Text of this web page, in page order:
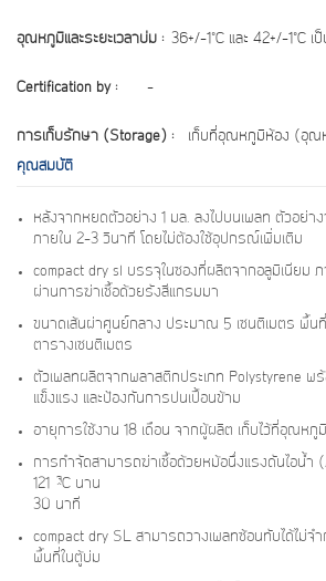
อุณหภูมิและระยะเวลาบ่ม : 36+/-1˚C และ 42+/-1˚C
Certification by : -
การเก็บรักษา ( Storage) : เก็บที่อุณหภูมิห้อง (อุณห
คุณสมบัติ
หลังจากหยดตัวอย่าง 1 มล. ลงไปบนเพลท ตัวอย่า
ภายใน 2-3 วินาที โดยไม่ต้องใช้อุปกรณ์เพิ่มเติม
compact dry sl บรรจุในซองที่ผลิตจากอลูมิเนียม
ผ่านการฆ่าเชื้อด้วยรังสีแกรมมา
ขนาดเส้นผ่าศูนย์กลาง ประมาณ 5 เซนติเมตร พื้น
ตารางเซนติเมตร
ตัวเพลทผลิตจากพลาสติกประเภท Polystyrene พ
แข็งแรง และป้องกันการปนเปื้อนข้าม
อายุการใช้งาน 18 เดือน จากผู้ผลิต เก็บไว้ที่อุณหภู
การกำจัดสามารถฆ่าเชื้อด้วยหม้อนึ่งแรงดันไอน้
121 °C นาน
30 นาที
compact dry SL สามารถวางเพลทซ้อนทับได้ไม่จ
พื้นที่ในตู้บ่ม